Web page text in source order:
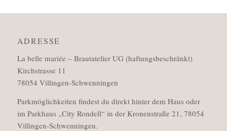
ADRESSE
La belle mariée – Brautatelier UG (haftungsbeschränkt)
Kirchstrasse 11
78054 Villingen-Schwenningen
Parkmöglichkeiten findest du direkt hinter dem Haus oder
im Parkhaus „City Rondell“ in der Kronenstraße 21, 78054
Villingen-Schwenningen.